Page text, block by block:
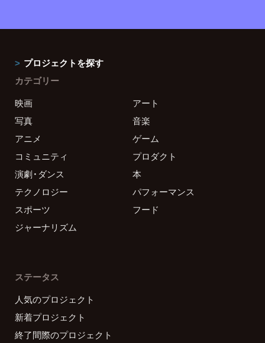
プロジェクトを探す
カテゴリー
映画
アート
写真
音楽
アニメ
ゲーム
コミュニティ
プロダクト
演劇・ダンス
本
テクノロジー
パフォーマンス
スポーツ
フード
ジャーナリズム
ステータス
人気のプロジェクト
新着プロジェクト
終了間際のプロジェクト